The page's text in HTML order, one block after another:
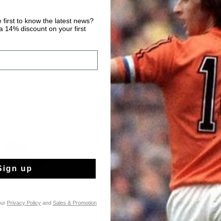
first to know the latest news?
14% discount on your first
up
Privacy Policy and Sales & Promotion